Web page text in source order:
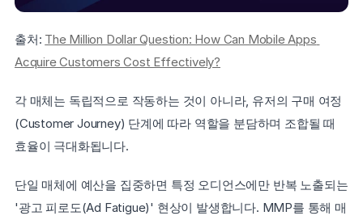
출처: The Million Dollar Question: How Can Mobile Apps
Acquire Customers Cost Effectively?
각 매체는 독립적으로 작동하는 것이 아니라, 유저의 구매 여정
(Customer Journey) 단계에 따라 역할을 분담하며 조합될 때
효율이 극대화됩니다.
단일 매체에 예산을 집중하면 특정 오디언스에만 반복 노출되는
'광고 피로도(Ad Fatigue)' 현상이 발생합니다. MMP를 통해 매